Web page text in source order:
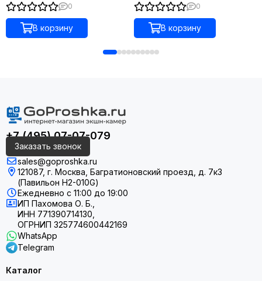
0
В корзину
Алисой Бежевая
0
В корзину
+7 (495) 07-07-079
Заказать звонок
sales@goproshka.ru
121087, г. Москва, Багратионовский проезд, д. 7к3
(Павильон H2-010G)
Ежедневно с 11:00 до 19:00
ИП Пахомова О. Б.,
ИНН 771390714130,
ОГРНИП 325774600442169
WhatsApp
Telegram
Каталог